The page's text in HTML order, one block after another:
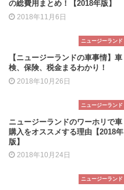
の総費用まとめ！【2018年版】
2018年11月6日
ニュージーランド
【ニュージーランドの車事情】車
検、保険、税金まるわかり！
2018年10月26日
ニュージーランド
ニュージーランドのワーホリで車
購入をオススメする理由【2018年
版】
2018年10月24日
ニュージーランド